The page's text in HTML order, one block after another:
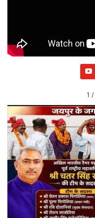
1 /